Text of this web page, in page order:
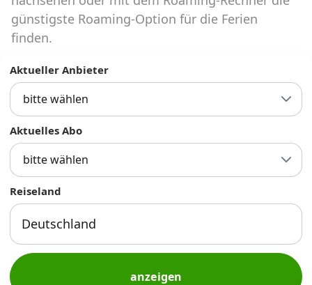
Abos für Tablets, Hotspots und Smart
Watches
Der gute alte Tarifrechner im neuen Design
Infos
Mobilfunknetz Schweiz
Handy-Abo-Aktionen
Handy-Abo kündigen oder
günstigste Roaming-Option für die Ferien
finden.
Aktueller Anbieter
bitte wählen
Aktuelles Abo
bitte wählen
Reiseland
anzeigen